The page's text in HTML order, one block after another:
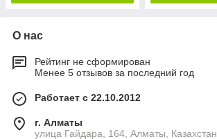
О нас
Рейтинг не сформирован
Менее 5 отзывов за последний год
Работает с 22.10.2012
г. Алматы
улица Гайдара, 164, Алматы, Казахстан